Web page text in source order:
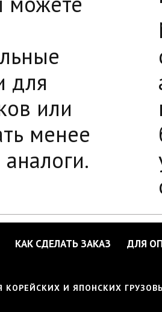
для
или
менее
КАК СДЕЛАТЬ ЗАКАЗ ДЛЯ
КОРЕЙСКИХ И ЯПОНСКИХ